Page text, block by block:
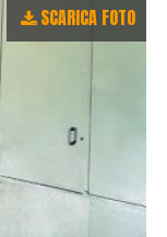
SCARICA FOTO